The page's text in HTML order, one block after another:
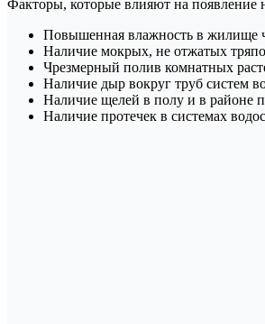
Факторы, которые влияют на появление
Повышенная влажность в жилище
Наличие мокрых, не отжатых
Чрезмерный полив комнатных
Наличие дыр вокруг труб систем
Наличие щелей в полу и в районе
Наличие протечек в системах